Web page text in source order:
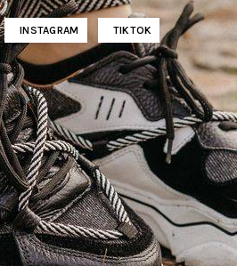
INSTAGRAM TIKTOK